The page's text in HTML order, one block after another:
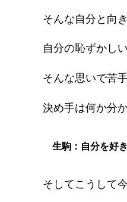
そんな自分と向
自分の恥ずかし
そんな思いで苦
決め手は何か分
生駒：自分を好
そしてこうして